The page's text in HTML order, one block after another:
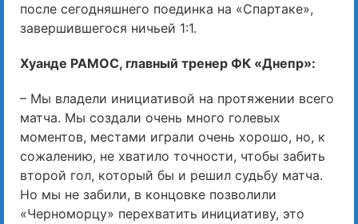
после сегодняшнего поединка на «Спартаке»,
завершившегося ничьей 1:1.
Хуанде РАМОС, главный тренер ФК «Днепр»:
– Мы владели инициативой на протяжении всего
матча. Мы создали очень много голевых
моментов, местами играли очень хорошо, но, к
сожалению, не хватило точности, чтобы забить
второй гол, который бы и решил судьбу матча.
Но мы не забили, в концовке позволили
«Черноморцу» перехватить инициативу, это